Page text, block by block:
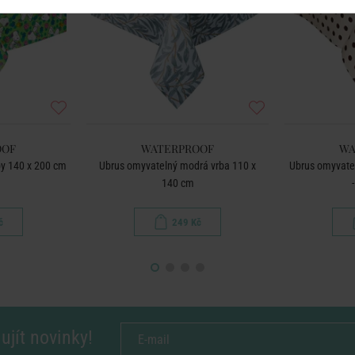
140 x 200 cm
WATERPROOF
Ubrus omyvatelný modrá vrba 110 x
140 cm
249 Kč
Ubrus
novinky!